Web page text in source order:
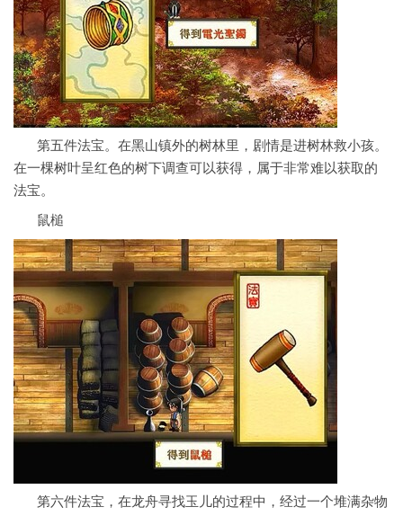
第五件法宝。在黑山镇外的树林里，剧情是进树林救小孩。
在一棵树叶呈红色的树下调查可以获得，属于非常难以获取的
法宝。
鼠槌
第六件法宝，在龙舟寻找玉儿的过程中，经过一个堆满杂物